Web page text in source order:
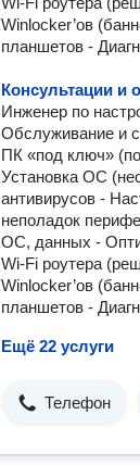
Winlocker’ов
планшетов -
Инженер по
Обслуживание и
ПК «под ключ»
Установка ОС
антивирусов -
неполадок
ОС, данных -
Wi-Fi роутера
Winlocker’ов
планшетов -
Ещё 22 услуги
Телефон